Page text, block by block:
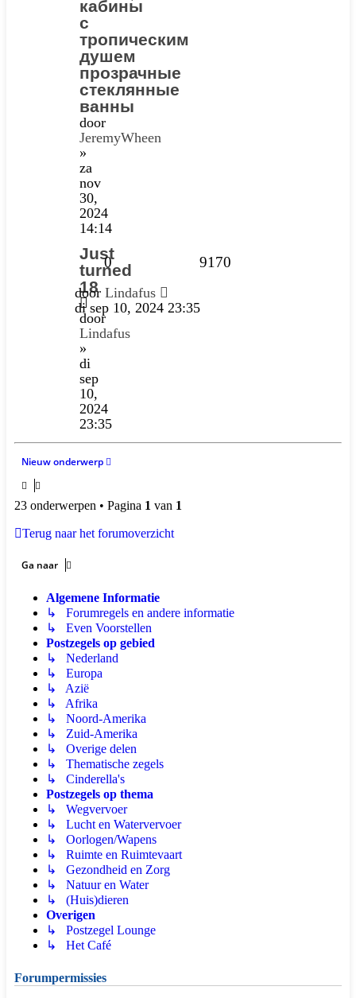
кабины
с
тропическим
душем
прозрачные
стеклянные
ванны
door
JeremyWheen
»
za
nov
30,
2024
14:14
Just
turned
18
door
Lindafus
»
di
sep
10,
2024
23:35
0 9170
door Lindafus
di sep 10, 2024 23:35
Nieuw onderwerp
23 onderwerpen • Pagina 1 van 1
Terug naar het forumoverzicht
Ga naar
Algemene Informatie
↳ Forumregels en andere informatie
↳ Even Voorstellen
Postzegels op gebied
↳ Nederland
↳ Europa
↳ Azië
↳ Afrika
↳ Noord-Amerika
↳ Zuid-Amerika
↳ Overige delen
↳ Thematische zegels
↳ Cinderella's
Postzegels op thema
↳ Wegvervoer
↳ Lucht en Watervervoer
↳ Oorlogen/Wapens
↳ Ruimte en Ruimtevaart
↳ Gezondheid en Zorg
↳ Natuur en Water
↳ (Huis)dieren
Overigen
↳ Postzegel Lounge
↳ Het Café
Forumpermissies